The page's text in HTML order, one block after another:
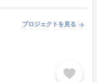
プロジェクトを見る arrow_forward
favorite